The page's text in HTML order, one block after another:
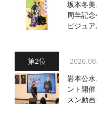
坂本冬
周年記
ビジュ
岩本公
ント開
スン動画